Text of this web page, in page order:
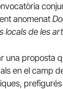
anomenat
locals de les
una proposta
en el camp